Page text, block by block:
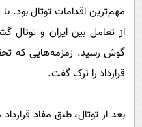
مهم‌ترین اقدامات توتال بود.
از تعامل بین ایران و توتال
گوش رسید. زمزمه‌هایی که
قرارداد را ترک گفت.
بعد از توتال، طبق مفاد